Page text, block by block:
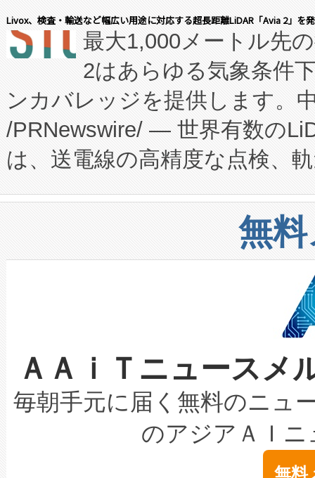
す。FCCM‑を活用した現地生
患者にとっての費用負担を大
のアクセスを大幅に拡大する
Fully-Connected Continuous
プログラムには、施設設計・
に関する技術移転および知的
構造化トレーニングカリキュ
上げおよび商用化段階におけ
設備整備および立ち上げ調整
加組織は、Enzeneのバイオ
選定された製品について、自
取得できる可能性もあります
設には、3億～4億ドルかか
最高経営責任者（CEO）であ
す。「当社のfully-connected
ームを利用すれば、6,000万
会社エーアイ・アンド：本社
President原信平）と、エンタ
ードするVoltaiqは、日本にあ
ーエネルギー貯蔵システム（
た。 Voltaiq独自のAI搭載プラ
定、統合、導入、運用に至る
安全性を追跡し、確保する事
増加しているデータセンター
る電力網に大きな負担をかけ
事業者の負担軽減という課題
系統連系を迅速にし、ピーク
限を超えて利用可能な電力容
持できるよう貢献します。こ
ービスレベル契約（SLA）違
テリー性能の劣化によるダウ
念は、現在データセンターが
Livox、検査・輸送など幅広い用途に対応する超長距離LiDAR「Avia 2」を
最大1,000メートル先
2はあらゆる気象条件
ンカバレッジを提供します。
/PRNewswire/ — 世界有数の
は、送電線の高精度な点検、
や穀物倉庫におけるバルク材
リューション「Avia 2」を発
したAvia 2は、1,000メート
狭視野のFOVを切り替えるこ
ケーブル、枝などの細かな対
なレーザースポットにより、
な環境下でも豊かなディテー
キロメートル範囲を検出
LiDAR for Inspections,
は1535 nmレーザーを搭載。
無
ＡＡｉＴニュース
毎朝手元に届く無料のニュ
のアジアＡＩ
無料